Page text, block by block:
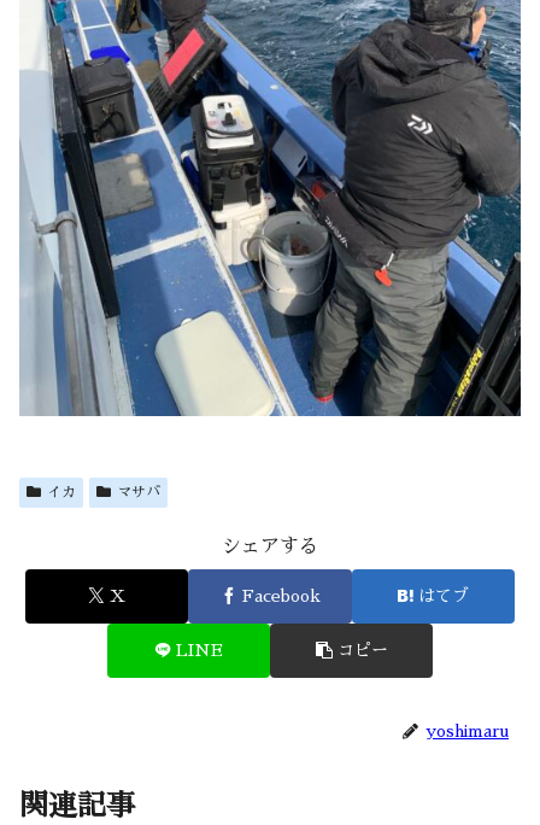
イカ マサバ
シェアする
X Facebook はてブ
LINE コピー
yoshimaru
関連記事